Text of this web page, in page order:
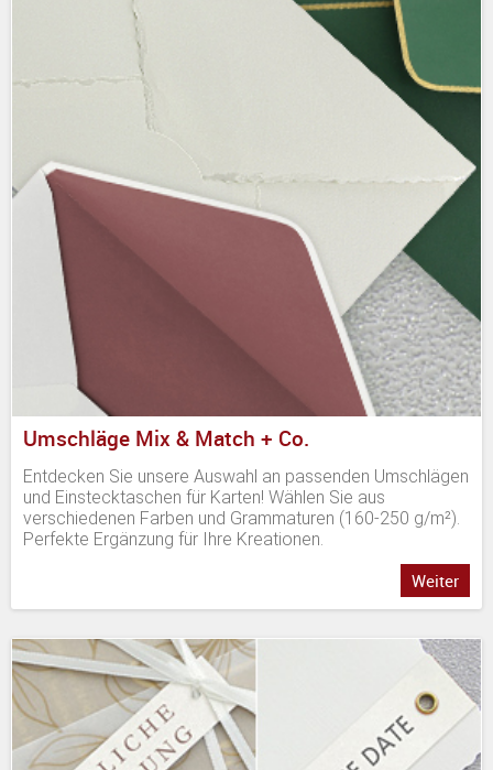
Umschläge Mix & Match + Co.
Entdecken Sie unsere Auswahl an passenden Umschlägen
und Einstecktaschen für Karten! Wählen Sie aus
verschiedenen Farben und Grammaturen (160-250 g/m²).
Perfekte Ergänzung für Ihre Kreationen.
Weiter